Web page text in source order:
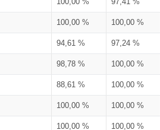
100,00 % 100,00 %
94,61 % 97,24 %
98,78 % 100,00 %
88,61 % 100,00 %
100,00 % 100,00 %
100,00 % 100,00 %